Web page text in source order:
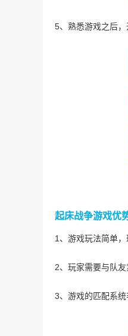
5、熟悉游戏之后，
起床战争游戏优
1、游戏玩法简单
2、玩家需要与队
3、游戏的匹配系